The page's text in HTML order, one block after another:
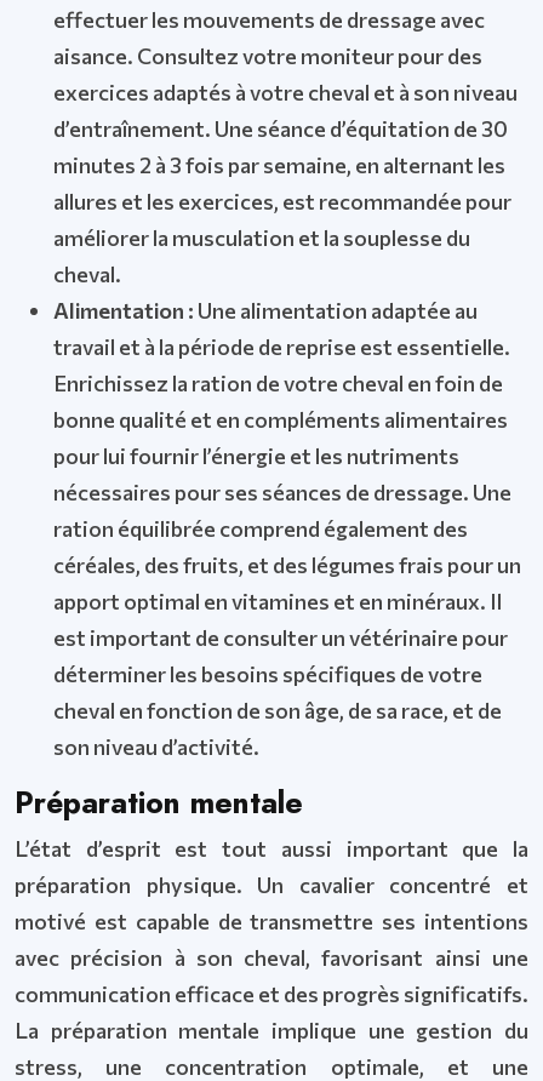
effectuer les mouvements de dressage avec
aisance. Consultez votre moniteur pour des
exercices adaptés à votre cheval et à son niveau
d’entraînement. Une séance d’équitation de 30
minutes 2 à 3 fois par semaine, en alternant les
allures et les exercices, est recommandée pour
améliorer la musculation et la souplesse du
cheval.
Alimentation : Une alimentation adaptée au
travail et à la période de reprise est essentielle.
Enrichissez la ration de votre cheval en foin de
bonne qualité et en compléments alimentaires
pour lui fournir l’énergie et les nutriments
nécessaires pour ses séances de dressage. Une
ration équilibrée comprend également des
céréales, des fruits, et des légumes frais pour un
apport optimal en vitamines et en minéraux. Il
est important de consulter un vétérinaire pour
déterminer les besoins spécifiques de votre
cheval en fonction de son âge, de sa race, et de
son niveau d’activité.
Préparation mentale
L’état d’esprit est tout aussi important que la
préparation physique. Un cavalier concentré et
motivé est capable de transmettre ses intentions
avec précision à son cheval, favorisant ainsi une
communication efficace et des progrès significatifs.
La préparation mentale implique une gestion du
stress, une concentration optimale, et une